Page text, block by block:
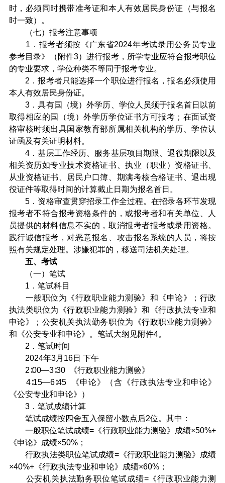
时，必须同时携带准考证和本人有效居民身份证（与报名
时一致）。
（七）报考注意事项
1．报考者须按《广东省2024年考试录用公务员专业
参考目录》（附件3）进行报考，所学专业应符合报考职位
的专业要求，学位种类不等同于报考专业。
2．报考者只能选择一个职位进行报名，报名必须使用
本人有效居民身份证。
3．具有国（境）外学历、学位人员须于报名首日以前
取得相应的国（境）外学历学位证书方可报考；在面试资
格审核时须出具国家教育部所属相关机构的学历、学位认
证函及有关证明材料。
4．基层工作经历、服务基层项目期限、退役期限以及
相关资历如专业技术资格证书、执业（职业）资格证书、
从业资格证书、居民户口簿、期满考核合格证书、退出现
役证件等取得时间的计算截止日期为报名首日。
5．资格审查贯穿招录工作全过程。在招录各环节发现
报考者不符合报考资格条件的，或报考者和有关单位、人
员提供的材料信息不实的，取消报考者报考或录用资格。
践行诚信报考，对恶意报名、攻击报名系统的人员，将按
照有关规定处理。涉嫌犯罪的，移送司法机关处理。
五、考试
（一）笔试
1．笔试科目
一般职位为《行政职业能力测验》和《申论》；行政
执法类职位为《行政职业能力测验》和《行政执法专业和
申论》；公安机关执法勤务职位为《行政职业能力测验》
和《公安专业和申论》。笔试大纲见附件4。
2．笔试时间
2024年3月16日 下午
2∶00—3∶30 《行政职业能力测验》
4∶15—6∶45 《申论》（含《行政执法专业和申论》
《公安专业和申论》）
3．笔试成绩计算
笔试成绩按四舍五入保留小数点后2位。其中：
一般职位笔试成绩=《行政职业能力测验》成绩×50%+
《申论》成绩×50%；
行政执法类职位笔试成绩=《行政职业能力测验》成绩
×40%+《行政执法专业和申论》成绩×60%；
公安机关执法勤务职位笔试成绩=《行政职业能力测